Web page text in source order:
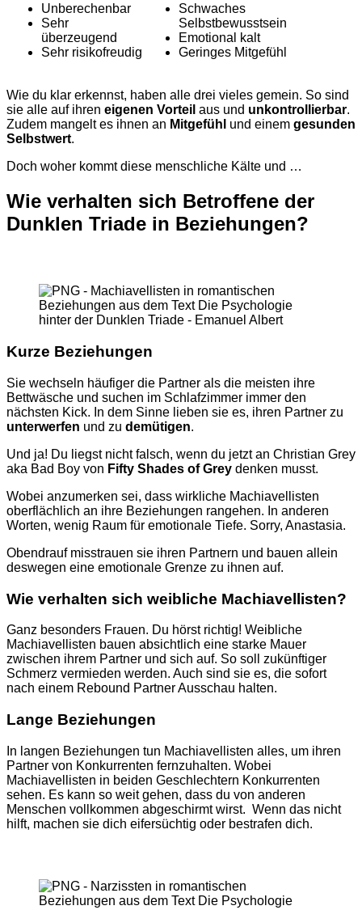
Unberechenbar
Sehr
überzeugend
Sehr risikofreudig
Schwaches
Selbstbewusstsein
Emotional kalt
Geringes Mitgefühl
Wie du klar erkennst, haben alle drei vieles gemein. So sind
sie alle auf ihren eigenen Vorteil aus und unkontrollierbar.
Zudem mangelt es ihnen an Mitgefühl und einem gesunden
Selbstwert.
Doch woher kommt diese menschliche Kälte und …
Wie verhalten sich Betroffene der
Dunklen Triade in Beziehungen?
Kurze Beziehungen
Sie wechseln häufiger die Partner als die meisten ihre
Bettwäsche und suchen im Schlafzimmer immer den
nächsten Kick. In dem Sinne lieben sie es, ihren Partner zu
unterwerfen und zu demütigen.
Und ja! Du liegst nicht falsch, wenn du jetzt an Christian Grey
aka Bad Boy von Fifty Shades of Grey denken musst.
Wobei anzumerken sei, dass wirkliche Machiavellisten
oberflächlich an ihre Beziehungen rangehen. In anderen
Worten, wenig Raum für emotionale Tiefe. Sorry, Anastasia.
Obendrauf misstrauen sie ihren Partnern und bauen allein
deswegen eine emotionale Grenze zu ihnen auf.
Wie verhalten sich weibliche Machiavellisten?
Ganz besonders Frauen. Du hörst richtig! Weibliche
Machiavellisten bauen absichtlich eine starke Mauer
zwischen ihrem Partner und sich auf. So soll
zukünftiger
Schmerz vermieden werden. Auch sind sie es, die sofort
nach einem Rebound PartnerAusschau halten.
Lange Beziehungen
In langen Beziehungen tun Machiavellisten alles, um ihren
Partner von Konkurrenten fernzuhalten. Wobei
Machiavellisten in beiden Geschlechtern Konkurrenten
sehen. Es kann so weit gehen, dass du von anderen
Menschen vollkommen abgeschirmt wirst. Wenn das nicht
hilft, machen sie dich eifersüchtig oder bestrafen dich.